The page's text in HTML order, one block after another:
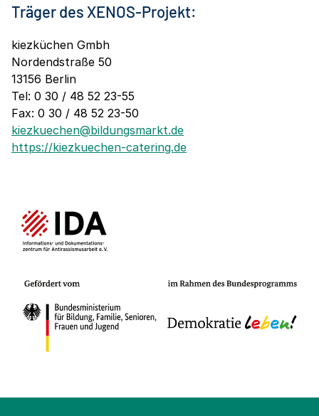
Träger des XENOS-Projekt:
kiezküchen Gmbh
Nordendstraße 50
13156 Berlin
Tel: 0 30 / 48 52 23-55
Fax: 0 30 / 48 52 23-50
kiezkuechen@bildungsmarkt.de
https://kiezkuechen-catering.de